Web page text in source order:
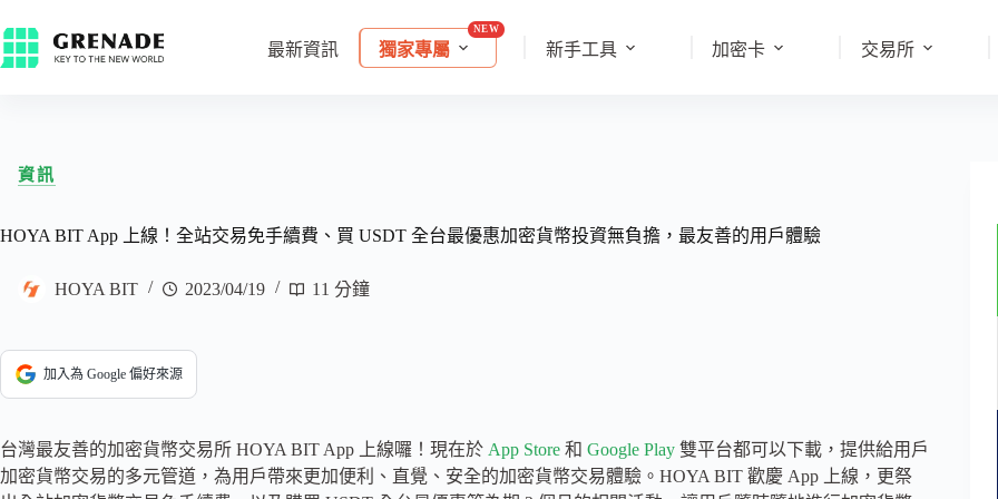
最新資訊 獨家專屬 新手工具 加密卡 交易所
資訊
HOYA BIT App 上線！全站交易免手續費、買 USDT 全台最優惠加密貨幣投資無負擔，最友善的用戶體驗
HOYA BIT 2023/04/19 11 分鐘
加入為 Google 偏好來源
台灣最友善的加密貨幣交易所 HOYA BIT App 上線囉！現在於 App Store 和 Google Play 雙平台都可以下載，提供給用戶
加密貨幣交易的多元管道，為用戶帶來更加便利、直覺、安全的加密貨幣交易體驗。HOYA BIT 歡慶 App 上線，更祭